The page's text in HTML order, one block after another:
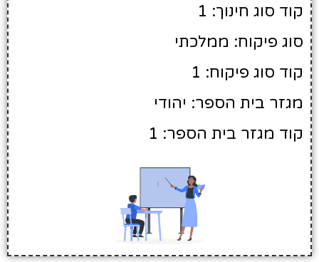
קוד סוג חינוך: 1
סוג פיקוח: ממלכתי
קוד סוג פיקוח: 1
מגזר בית הספר: יהודי
קוד מגזר בית הספר: 1